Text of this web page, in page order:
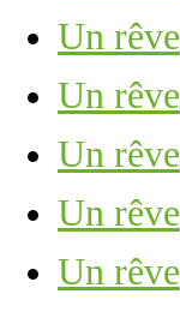
Un rêve
Un rêve
Un rêve
Un rêve
Un rêve